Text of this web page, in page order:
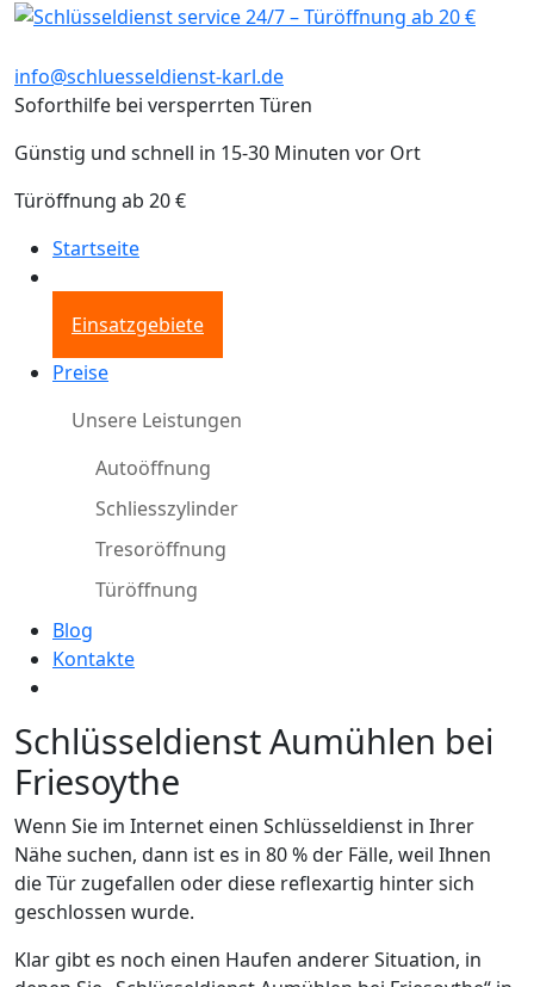
info@schluesseldienst-karl.de
Soforthilfe bei versperrten Türen
Günstig und schnell in 15-30 Minuten vor Ort
Türöffnung ab 20 €
Startseite
Einsatzgebiete
Preise
Unsere Leistungen
Autoöffnung
Schliesszylinder
Tresoröffnung
Türöffnung
Blog
Kontakte
Schlüsseldienst Aumühlen bei
Friesoythe
Wenn Sie im Internet einen Schlüsseldienst in Ihrer
Nähe suchen, dann ist es in 80 % der Fälle, weil Ihnen
die Tür zugefallen oder diese reflexartig hinter sich
geschlossen wurde.
Klar gibt es noch einen Haufen anderer Situation, in